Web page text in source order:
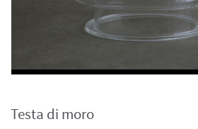
Testa di moro